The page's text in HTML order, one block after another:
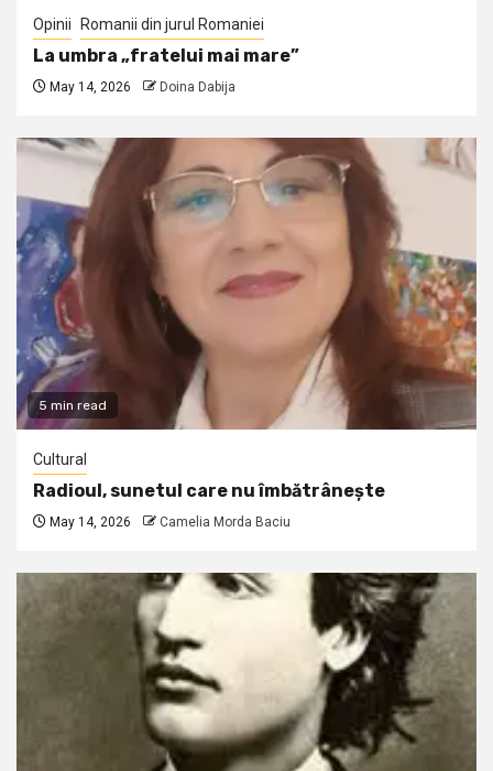
Opinii Romanii din jurul Romaniei
La umbra „fratelui mai mare”
May 14, 2026 Doina Dabija
5 min read
Cultural
Radioul, sunetul care nu îmbătrânește
May 14, 2026 Camelia Morda Baciu